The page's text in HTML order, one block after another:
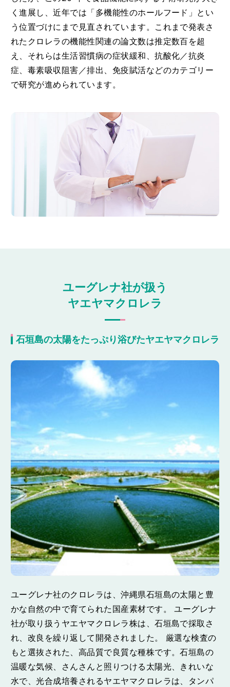
く進展し、近年では「多機能性のホールフード」とい
う位置づけにまで見直されています。これまで発表さ
れたクロレラの機能性関連の論文数は推定数百を超
え、それらは生活習慣病の症状緩和、抗酸化／抗炎
症、毒素吸収阻害／排出、免疫賦活などのカテゴリー
で研究が進められています。
ユーグレナ社が扱う
ヤエヤマクロレラ
石垣島の太陽をたっぷり浴びたヤエヤマクロレラ
ユーグレナ社のクロレラは、沖縄県石垣島の太陽と豊
かな自然の中で育てられた国産素材です。 ユーグレナ
社が取り扱うヤエヤマクロレラ株は、石垣島で採取さ
れ、改良を繰り返して開発されました。 厳選な検査の
もと選抜された、高品質で良質な種株です。石垣島の
温暖な気候、さんさんと照りつける太陽光、きれいな
水で、光合成培養されるヤエヤマクロレラは、タンパ